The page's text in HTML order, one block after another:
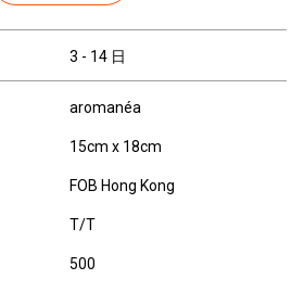
3 - 14 日
aromanéa
15cm x 18cm
FOB Hong Kong
T/T
500